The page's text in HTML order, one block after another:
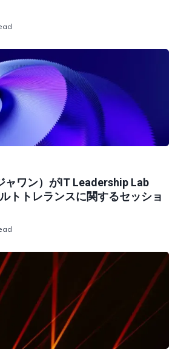
ャワン）がIT Leadership Lab
トトレランスに関するセッショ